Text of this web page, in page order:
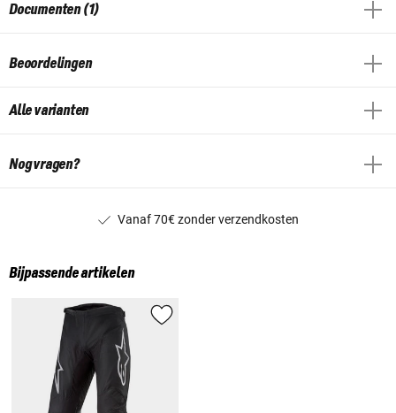
Documenten (1)
Beoordelingen
Alle varianten
Nog vragen?
Vanaf 70€ zonder verzendkosten
Bijpassende artikelen